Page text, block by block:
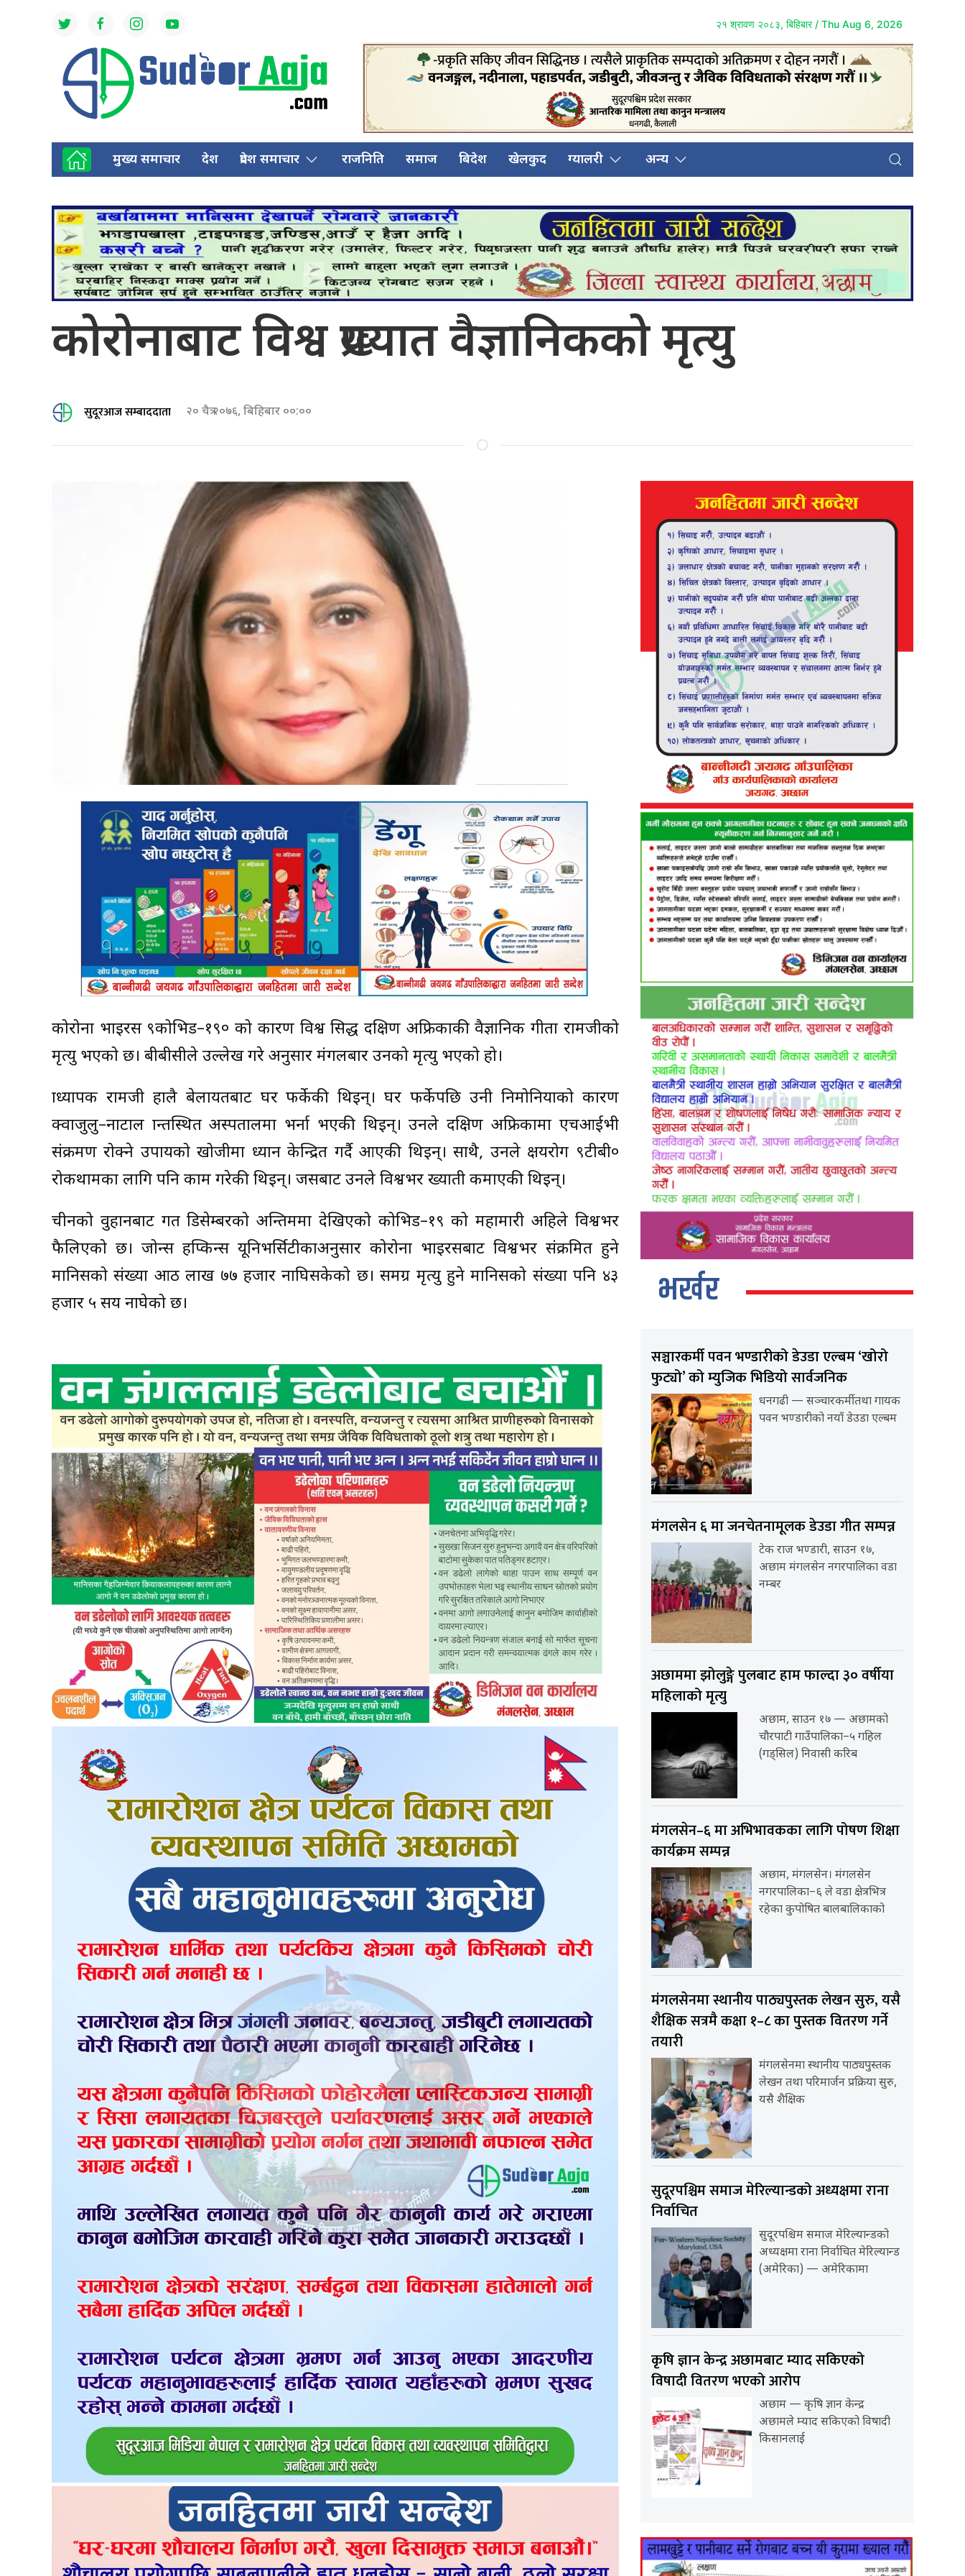
२१ श्रावण २०८३, बिहिबार / Thu Aug 6, 2026
मुख्य समाचार देश प्रदेश समाचार राजनिति समाज बिदेश खेलकुद ग्यालरी अन्य
कोरोनाबाट विश्व प्रख्यात वैज्ञानिकको मृत्यु
सुदूरआज सम्बाददाता २० चैत्र २०७६, बिहिबार ००:००
कोरोना भाइरस ९कोभिड–१९० को कारण विश्व प्रसिद्ध दक्षिण अफ्रिकाकी वैज्ञानिक गीता रामजीको
मृत्यु भएको छ। बीबीसीले उल्लेख गरे अनुसार मंगलबार उनको मृत्यु भएको हो।
प्राध्यापक रामजी हालै बेलायतबाट घर फर्केकी थिइन्। घर फर्केपछि उनी निमोनियाको कारण
क्वाजुलु–नाटाल प्रान्तस्थित अस्पतालमा भर्ना भएकी थिइन्। उनले दक्षिण अफ्रिकामा एचआईभी
संक्रमण रोक्ने उपायको खोजीमा ध्यान केन्द्रित गर्दै आएकी थिइन्। साथै, उनले क्षयरोग ९टीबी०
रोकथामका लागि पनि काम गरेकी थिइन्। जसबाट उनले विश्वभर ख्याती कमाएकी थिइन्।
चीनको वुहानबाट गत डिसेम्बरको अन्तिममा देखिएको कोभिड–१९ को महामारी अहिले विश्वभर
फैलिएको छ। जोन्स हप्किन्स यूनिभर्सिटीकाअनुसार कोरोना भाइरसबाट विश्वभर संक्रमित हुने
मानिसको संख्या आठ लाख ७७ हजार नाघिसकेको छ। समग्र मृत्यु हुने मानिसको संख्या पनि ४३
हजार ५ सय नाघेको छ।
भर्खर
सञ्चारकर्मी पवन भण्डारीको डेउडा एल्बम ‘खोरो
फुट्यो’ को म्युजिक भिडियो सार्वजनिक
धनगढी — सञ्चारकर्मी तथा गायक
पवन भण्डारीको नयाँ डेउडा एल्बम
मंगलसेन ६ मा जनचेतनामूलक डेउडा गीत सम्पन्न
टेक राज भण्डारी, साउन १७,
अछाम मंगलसेन नगरपालिका वडा
नम्बर
अछाममा झोलुङ्गे पुलबाट हाम फाल्दा ३० वर्षीया
महिलाको मृत्यु
अछाम, साउन १७ — अछामको
चौरपाटी गाउँपालिका–५ गहिल
(गड्सिल) निवासी करिब
मंगलसेन–६ मा अभिभावकका लागि पोषण शिक्षा
कार्यक्रम सम्पन्न
अछाम, मंगलसेन। मंगलसेन
नगरपालिका–६ ले वडा क्षेत्रभित्र
रहेका कुपोषित बालबालिकाको
मंगलसेनमा स्थानीय पाठ्यपुस्तक लेखन सुरु, यसै
शैक्षिक सत्रमै कक्षा १–८ का पुस्तक वितरण गर्ने
तयारी
मंगलसेनमा स्थानीय पाठ्यपुस्तक
लेखन तथा परिमार्जन प्रक्रिया सुरु,
यसै शैक्षिक
सुदूरपश्चिम समाज मेरिल्यान्डको अध्यक्षमा राना
निर्वाचित
सुदूरपश्चिम समाज मेरिल्यान्डको
अध्यक्षमा राना निर्वाचित मेरिल्यान्ड
(अमेरिका) — अमेरिकामा
कृषि ज्ञान केन्द्र अछामबाट म्याद सकिएको
विषादी वितरण भएको आरोप
अछाम — कृषि ज्ञान केन्द्र
अछामले म्याद सकिएको विषादी
किसानलाई